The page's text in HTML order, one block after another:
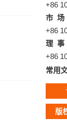
+86
市 场
+86
理 事
+86
常用
版